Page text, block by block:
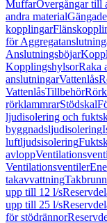
MuffarÖvergångar till
andra material
kopplingar
för
Anslutningsböjar
KopplingshylsorRaka
anslutningarVattenlås
VattenlåsTillbehör
rörklammrarStödskal
ljudisolering och
byggnadsljudisolering
luftljudsisolering
avlopp
Ventilationsventiler
takavvattning
upp till 12 l/s
upp till 25 l/s
för stödrännor